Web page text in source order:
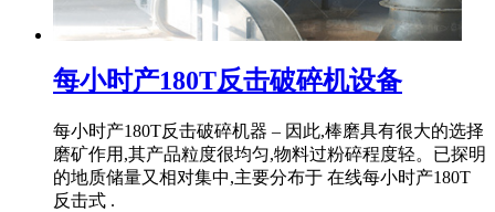
每小时产180T反击破碎机设备
每小时产180T反击破碎机器 – 因此,棒磨具有很大的选择
磨矿作用,其产品粒度很均匀,物料过粉碎程度轻。已探明
的地质储量又相对集中,主要分布于 在线每小时产180T
反击式 .